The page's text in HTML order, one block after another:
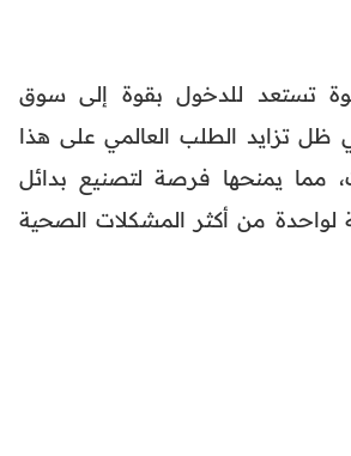
تستعد للدخول بقوة إلى سوق
ظل تزايد الطلب العالمي على هذا
مما يمنحها فرصة لتصنيع بدائل
لواحدة من أكثر المشكلات الصحية